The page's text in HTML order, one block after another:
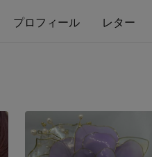
プロフィール レター